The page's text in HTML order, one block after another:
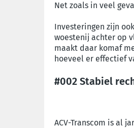
Net zoals in veel
Investeringen zijn
woestenij achter op
maakt daar komaf
hoeveel er effectief
#002 Stabiel
ACV-Transcom is al